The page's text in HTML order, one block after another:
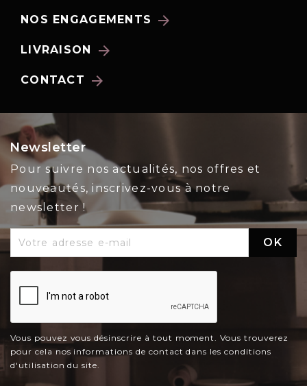
NOS ENGAGEMENTS arrow_forward
LIVRAISON arrow_forward
CONTACT arrow_forward
Newsletter
Pour suivre nos actualités, nos offres et
nouveautés, inscrivez-vous à notre
newsletter !
Vous pouvez vous désinscrire à tout moment. Vous trouverez
pour cela nos informations de contact dans les conditions
d'utilisation du site.